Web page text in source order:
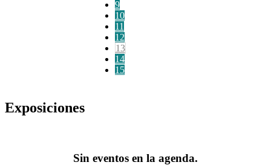
9
10
11
12
13
14
15
Exposiciones
Sin eventos en la agenda.